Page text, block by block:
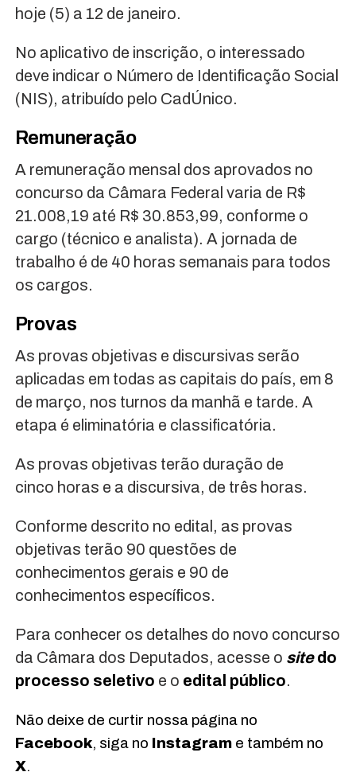
hoje (5) a 12 de janeiro.
No aplicativo de inscrição, o interessado
deve indicar o Número de Identificação Social
(NIS), atribuído pelo CadÚnico.
Remuneração
A remuneração mensal dos aprovados no
concurso da Câmara Federal varia de R$
21.008,19 até R$ 30.853,99, conforme o
cargo (técnico e analista). A jornada de
trabalho é de 40 horas semanais para todos
os cargos.
Provas
As provas objetivas e discursivas serão
aplicadas em todas as capitais do país, em 8
de março, nos turnos da manhã e tarde. A
etapa é eliminatória e classificatória.
As provas objetivas terão duração de
cinco horas e a discursiva, de três horas.
Conforme descrito no edital, as provas
objetivas terão 90 questões de
conhecimentos gerais e 90 de
conhecimentos específicos.
Para conhecer os detalhes do novo concurso
da Câmara dos Deputados, acesse o sitedo
processo seletivo e o edital público.
Não deixe de curtir nossa página no
Facebook, siga no Instagrame também no
X.